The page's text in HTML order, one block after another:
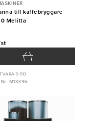
till kaffebryggare
Melitta
3-5D
M13396